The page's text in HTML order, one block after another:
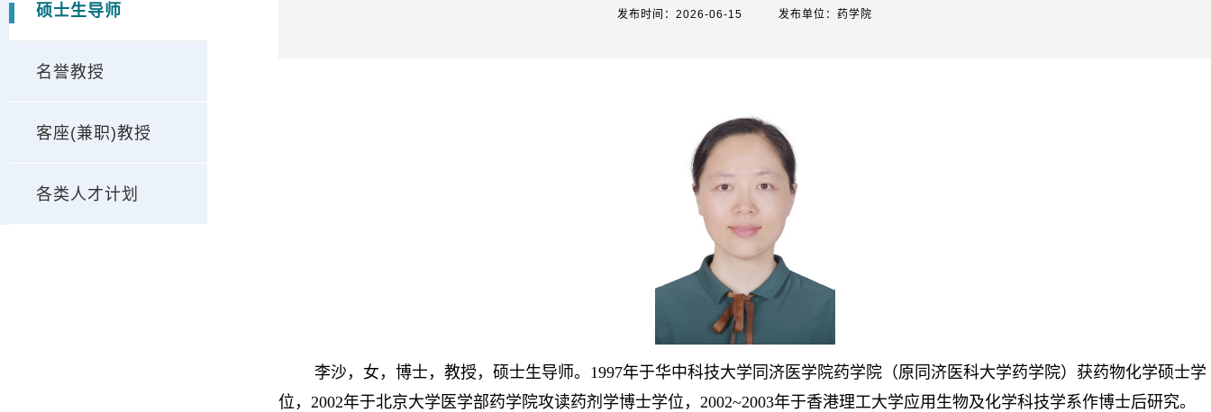
硕士生导师
名誉教授
客座(兼职)教授
各类人才计划
发布时间：2026-06-15 发布单位：药学院
李沙，女，博士，教授，硕士生导师。1997年于华中科技大学同济医学院药学院（原同济医科大学药学院）获药物化学硕士学
位，2002年于北京大学医学部药学院攻读药剂学博士学位，2002~2003年于香港理工大学应用生物及化学科技学系作博士后研究。